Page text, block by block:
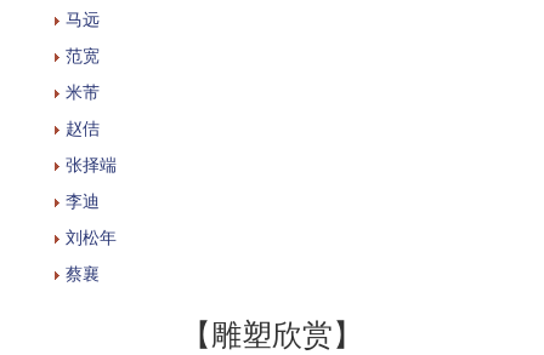
马远
范宽
米芾
赵佶
张择端
李迪
刘松年
蔡襄
【雕塑欣赏】